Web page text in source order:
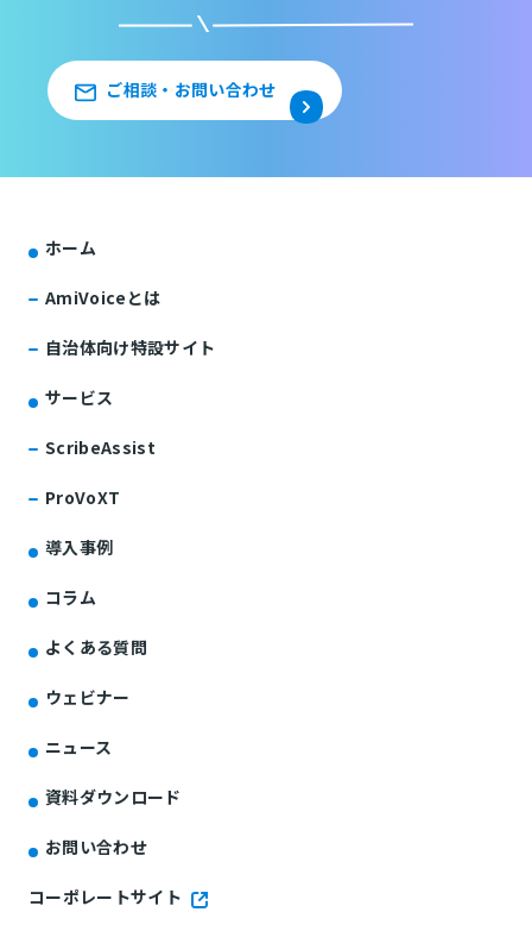
ご相談・お問い合わせ
ホーム
AmiVoiceとは
自治体向け特設サイト
サービス
ScribeAssist
ProVoXT
導入事例
コラム
よくある質問
ウェビナー
ニュース
資料ダウンロード
お問い合わせ
コーポレートサイト